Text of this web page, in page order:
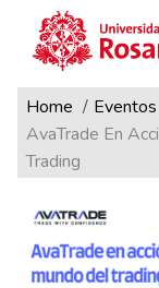
Pasar al contenido
Ruta de
Home Eventos
AvaTrade En
Trading